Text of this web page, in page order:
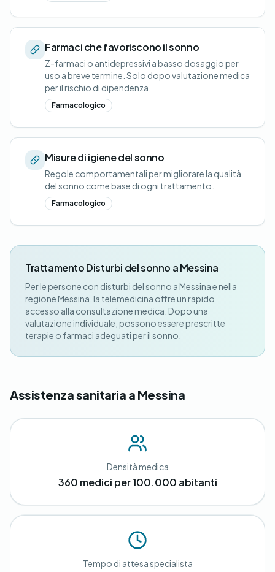
Farmaci che favoriscono il sonno
Z-farmaci o antidepressivi a basso dosaggio per
uso a breve termine. Solo dopo valutazione medica
per il rischio di dipendenza.
Farmacologico
Misure di igiene del sonno
Regole comportamentali per migliorare la qualità
del sonno come base di ogni trattamento.
Farmacologico
Trattamento Disturbi del sonno a Messina
Per le persone con disturbi del sonno a Messina e nella
regione Messina, la telemedicina offre un rapido
accesso alla consultazione medica. Dopo una
valutazione individuale, possono essere prescritte
terapie o farmaci adeguati per il sonno.
Assistenza sanitaria a Messina
Densità medica
360 medici per 100.000 abitanti
Tempo di attesa specialista